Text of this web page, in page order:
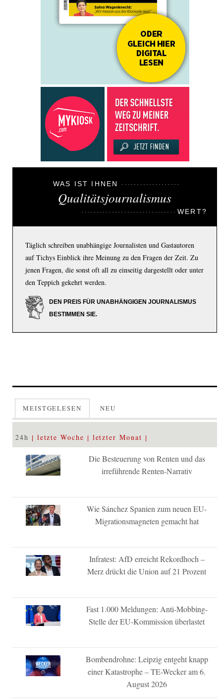
WAS IST IHNEN
Qualitätsjournalismus
WERT?
Täglich schreiben unabhängige Journalisten und Gastautoren
auf Tichys Einblick ihre Meinung zu den Fragen der Zeit. Zu
jenen Fragen, die sonst oft all zu einseitig dargestellt oder unter
den Teppich gekehrt werden.
DEN PREIS FÜR UNABHÄNGIGEN JOURNALISMUS
BESTIMMEN SIE.
MEISTGELESEN NEU
24h letzte Woche letzter Monat
Die Besteuerung von Renten und das
irreführende Renten-Narrativ
Wie Sánchez Spanien zum neuen EU-
Migrationsmagneten gemacht hat
Infratest: AfD erreicht Rekordhoch –
Merz drückt die Union auf 21 Prozent
Fast 1.000 Meldungen: Anti-Mobbing-
Stelle der EU-Kommission überlastet
Bombendrohne: Leipzig entgeht knapp
einer Katastrophe – TE-Wecker am 6.
August 2026